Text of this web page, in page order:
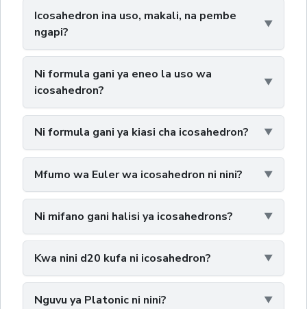
Icosahedron ina uso, makali, na pembe
ngapi?
Ni formula gani ya eneo la uso wa
icosahedron?
Ni formula gani ya kiasi cha icosahedron?
Mfumo wa Euler wa icosahedron ni nini?
Ni mifano gani halisi ya icosahedrons?
Kwa nini d20 kufa ni icosahedron?
Nguvu ya Platonic ni nini?